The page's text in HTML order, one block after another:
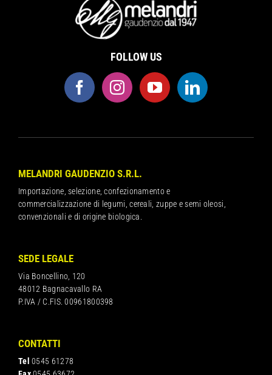
FOLLOW US
MELANDRI GAUDENZIO S.R.L.
Importazione, selezione, confezionamento e
commercializzazione di legumi, cereali, zuppe e semi oleosi,
convenzionali e di origine biologica.
SEDE LEGALE
Via Boncellino, 120
48012 Bagnacavallo RA
P.IVA / C.FIS. 00961800398
CONTATTI
Tel 0545 61278